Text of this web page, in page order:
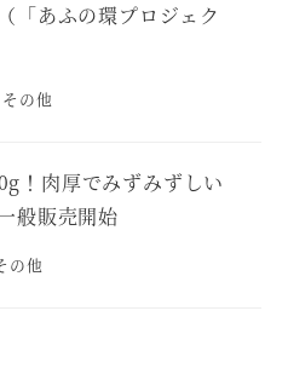
「あふの環プロジェク
その他
！肉厚でみずみずしい
般販売開始
の他